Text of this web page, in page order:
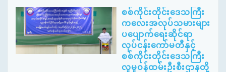
စစ်ကိုင်းတိုင်းဒေသကြီး
ကလေးအလုပ်သမားများ
ပပျောက်ရေးဆိုင်ရာ
လုပ်ငန်းကော်မတီနှင့်
စစ်ကိုင်းတိုင်းဒေသကြီး
လူမှုဝန်ထမ်းဦးစီးဌာနတို့